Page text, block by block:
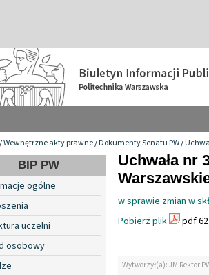
/Wewnętrzne akty prawne/Dokumenty Senatu PW/
BIP PW
ogólne
uczelni
osobowy
Uchwała nr
w sprawie zmian w
Pobierz plik
pdf
Wytworzył(a): JM Rektor